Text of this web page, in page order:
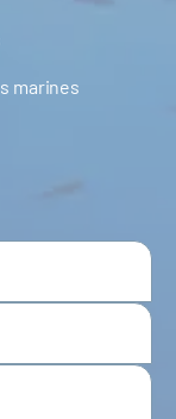
marines